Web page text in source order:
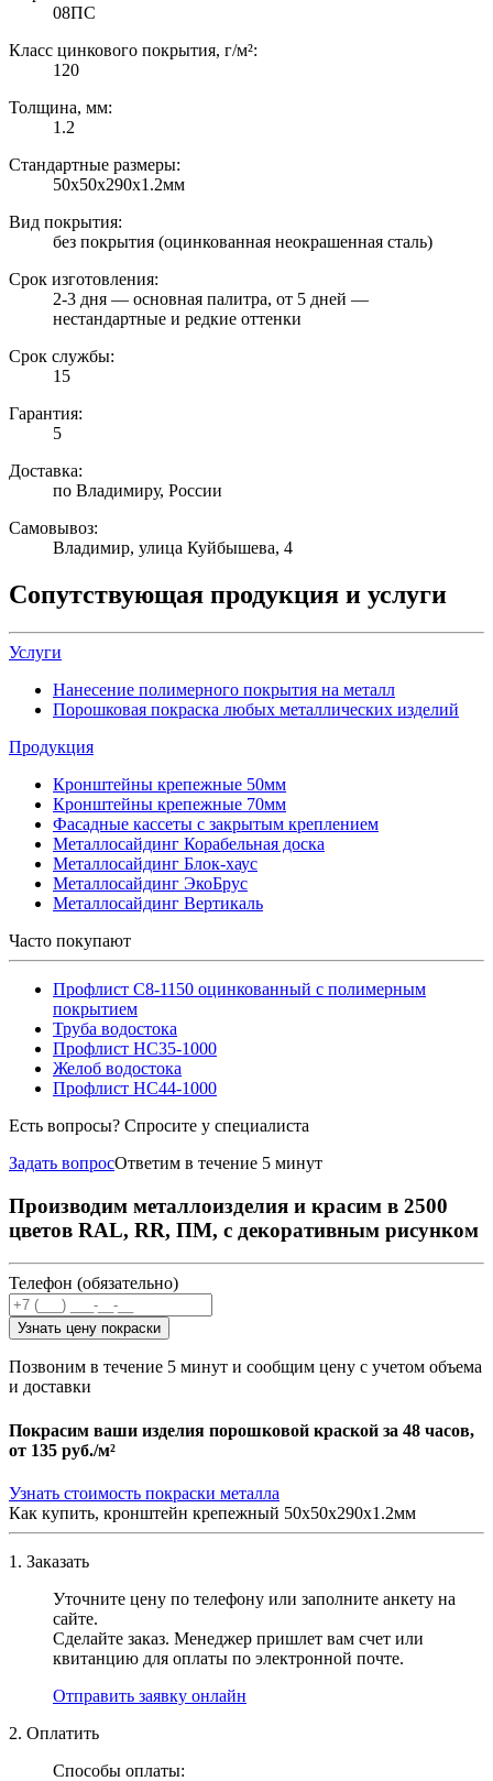
08ПС
Класс цинкового покрытия, г/м²:
120
Толщина, мм:
1.2
Стандартные размеры:
50х50х290х1.2мм
Вид покрытия:
без покрытия (оцинкованная неокрашенная сталь)
Срок изготовления:
2-3 дня — основная палитра, от 5 дней —
нестандартные и редкие оттенки
Срок службы:
15
Гарантия:
5
Доставка:
по Владимиру, России
Самовывоз:
Владимир, улица Куйбышева, 4
Сопутствующая продукция и услуги
Услуги
Нанесение полимерного покрытия на металл
Порошковая покраска любых металлических изделий
Продукция
Кронштейны крепежные 50мм
Кронштейны крепежные 70мм
Фасадные кассеты с закрытым креплением
Металлосайдинг Корабельная доска
Металлосайдинг Блок-хаус
Металлосайдинг ЭкоБрус
Металлосайдинг Вертикаль
Часто покупают
Профлист С8-1150 оцинкованный с полимерным
покрытием
Труба водостока
Профлист НС35-1000
Желоб водостока
Профлист НС44-1000
Есть вопросы? Спросите у специалиста
Задать вопросОтветим в течение 5 минут
Производим металлоизделия и красим в 2500
цветов RAL, RR, ПМ, с декоративным рисунком
Телефон (обязательно)
Узнать цену покраски
Позвоним в течение 5 минут и сообщим цену с учетом объема
и доставки
Покрасим ваши изделия порошковой краской за 48 часов,
от 135 руб./м²
Узнать стоимость покраски металла
Как купить, кронштейн крепежный 50х50х290х1.2мм
1. Заказать
Уточните цену по телефону или заполните анкету на
сайте.
Сделайте заказ. Менеджер пришлет вам счет или
квитанцию для оплаты по электронной почте.
Отправить заявку онлайн
2. Оплатить
Способы оплаты: